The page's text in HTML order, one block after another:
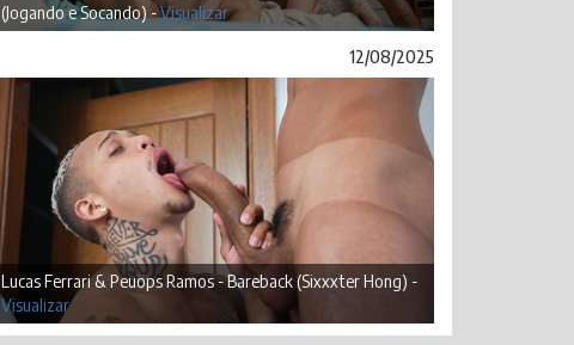
(Jogando e Socando) -Visualizar
12/08/2025
Lucas Ferrari & Peuops Ramos - Bareback (Sixxxter Hong) -
Visualizar